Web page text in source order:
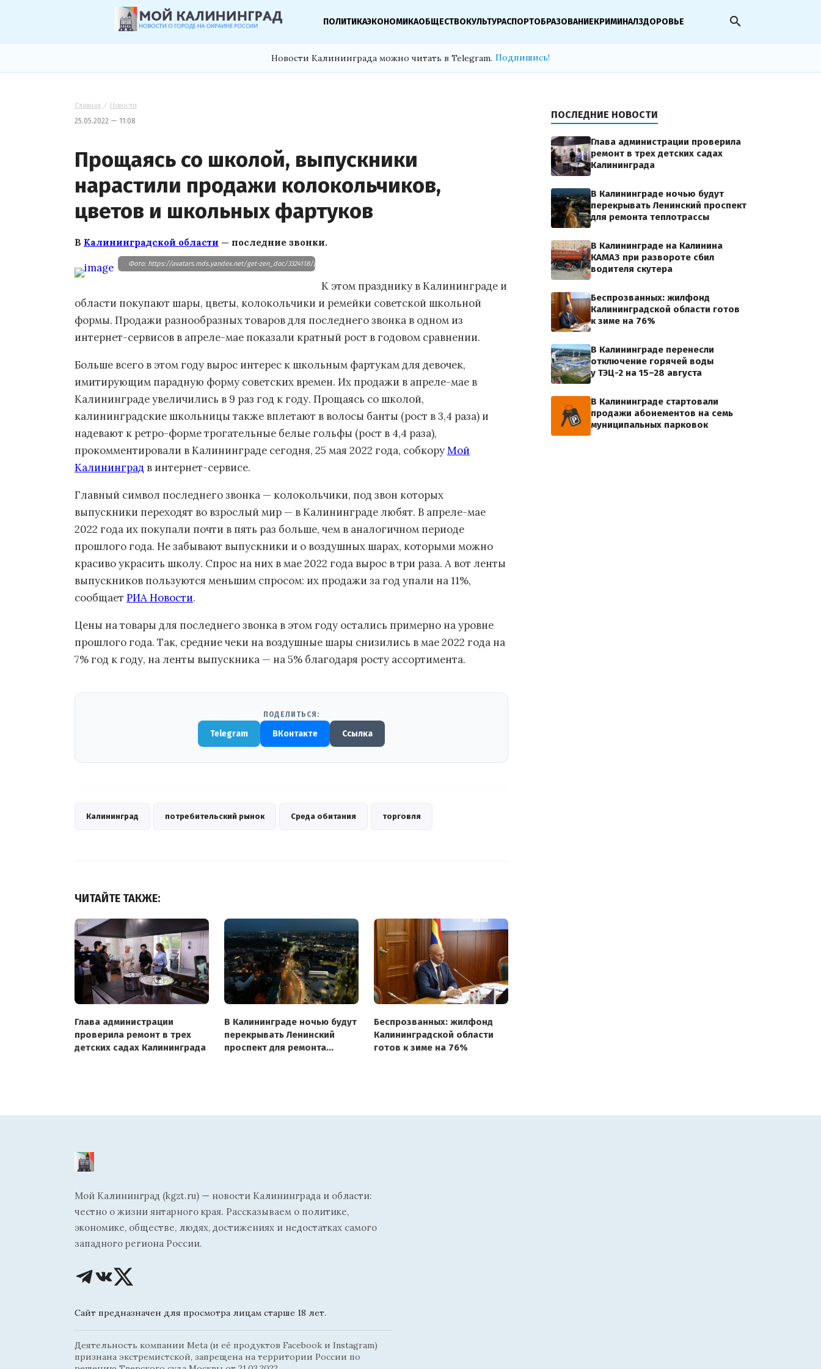
ПОЛИТИКАЭКОНОМИКАОБЩЕСТВОКУЛЬТУРАСПОРТОБРАЗОВАНИЕКРИМИНАЛЗДОРОВЬЕ search
Новости Калининграда можно читать в Telegram. Подпишись!
Главная / Новости
25.05.2022 — 11:08
Прощаясь со школой, выпускники
нарастили продажи колокольчиков,
цветов и школьных фартуков
В Калининградской области — последние звонки.
Фото: https://avatars.mds.yandex.net/get-zen_doc/3324118/pub_5eca280466373444fde4e3eb_5eca290287eb5a1725e251d8/scale_1200
К этом празднику в Калининграде и
области покупают шары, цветы, колокольчики и ремейки советской школьной
формы. Продажи разнообразных товаров для последнего звонка в одном из
интернет-сервисов в апреле-мае показали кратный рост в годовом сравнении.
Больше всего в этом году вырос интерес к школьным фартукам для девочек,
имитирующим парадную форму советских времен. Их продажи в апреле-мае в
Калининграде увеличились в 9 раз год к году. Прощаясь со школой,
калининградские школьницы также вплетают в волосы банты (рост в 3,4 раза) и
надевают к ретро-форме трогательные белые гольфы (рост в 4,4 раза),
прокомментировали в Калининграде сегодня, 25 мая 2022 года, собкоруМой
Калининград в интернет-сервисе.
Главный символ последнего звонка — колокольчики, под звон которых
выпускники переходят во взрослый мир — в Калининграде любят. В апреле-мае
2022 года их покупали почти в пять раз больше, чем в аналогичном периоде
прошлого года. Не забывают выпускники и о воздушных шарах, которыми можно
красиво украсить школу. Спрос на них в мае 2022 года вырос в три раза. А вот ленты
выпускников пользуются меньшим спросом: их продажи за год упали на 11%,
сообщает РИА Новости.
Цены на товары для последнего звонка в этом году остались примерно на уровне
прошлого года. Так, средние чеки на воздушные шары снизились в мае 2022 года на
7% год к году, на ленты выпускника — на 5% благодаря росту ассортимента.
ПОДЕЛИТЬСЯ:
Telegram ВКонтакте Ссылка
Калининград потребительский рынок Среда обитания торговля
ЧИТАЙТЕ ТАКЖЕ:
Глава администрации
проверила ремонт в трех
детских садах Калининграда
В Калининграде ночью будут
перекрывать Ленинский
проспект для ремонта
Беспрозванных: жилфонд
Калининградской области
готов к зиме на 76%
ПОСЛЕДНИЕ НОВОСТИ
Глава администрации проверила
ремонт в трех детских садах
Калининграда
В Калининграде ночью будут
перекрывать Ленинский проспект
для ремонта теплотрассы
В Калининграде на Калинина
КАМАЗ при развороте сбил
водителя скутера
Беспрозванных: жилфонд
Калининградской области готов
к зиме на 76%
В Калининграде перенесли
отключение горячей воды
у ТЭЦ-2 на 15–28 августа
В Калининграде стартовали
продажи абонементов на семь
муниципальных парковок
Мой Калининград (kgzt.ru) — новости Калининграда и области:
честно о жизни янтарного края. Рассказываем о политике,
экономике, обществе, людях, достижениях и недостатках самого
западного региона России.
Сайт предназначен для просмотра лицам старше 18 лет.
Деятельность компании Meta (и её продуктов Facebook и Instagram)
признана экстремистской, запрещена на территории России по